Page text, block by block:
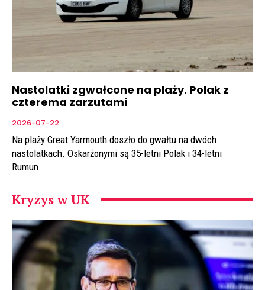
Nastolatki zgwałcone na plaży. Polak z
czterema zarzutami
2026-07-22
Na plaży Great Yarmouth doszło do gwałtu na dwóch
nastolatkach. Oskarżonymi są 35-letni Polak i 34-letni
Rumun.
Kryzys w UK